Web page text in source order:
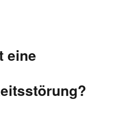
eine